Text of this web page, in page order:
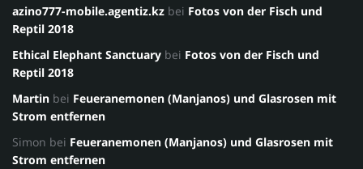
azino777-mobile.agentiz.kz bei Fotos von der Fisch und
Reptil 2018
Ethical Elephant Sanctuary bei Fotos von der Fisch und
Reptil 2018
Martin bei Feueranemonen (Manjanos) und Glasrosen mit
Strom entfernen
Simon bei Feueranemonen (Manjanos) und Glasrosen mit
Strom entfernen